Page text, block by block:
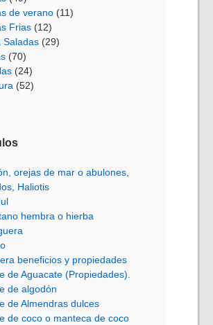
de verano (11)
Frias (12)
Saladas (29)
(70)
(24)
(52)
orejas de mar o abulones,
Haliotis
hembra o hierba
beneficios y propiedades
de Aguacate (Propiedades).
de algodón
de Almendras dulces
de coco o manteca de coco